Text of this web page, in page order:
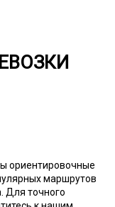
ориентировочные
маршрутов
Для точного